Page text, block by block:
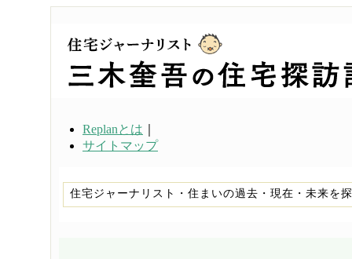
Replanとは
サイトマップ
住宅ジャーナリスト・住まいの過去・現在・未来を